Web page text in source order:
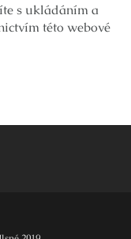
s ukládáním a
této webové